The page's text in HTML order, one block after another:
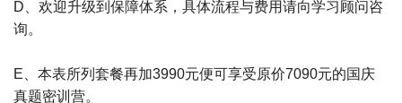
D、欢迎升级到保障体系，具体流程与费用请向学习顾问咨
询。
E、本表所列套餐再加3990元便可享受原价7090元的国庆
真题密训营。